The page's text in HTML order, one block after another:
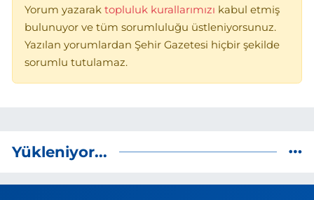
Yorum yazarak topluluk kurallarımızı kabul etmiş
bulunuyor ve tüm sorumluluğu üstleniyorsunuz.
Yazılan yorumlardan Şehir Gazetesi hiçbir şekilde
sorumlu tutulamaz.
Yükleniyor...